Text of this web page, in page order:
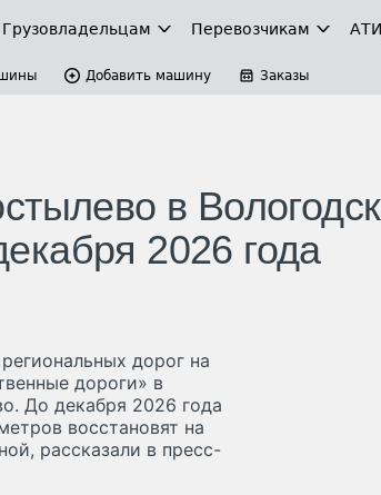
Грузовладельцам Перевозчикам
Добавить машину Заказы
в
2026 года
дорог на
дороги» в
До декабря 2026 года
восстановят на
рассказали в пресс-